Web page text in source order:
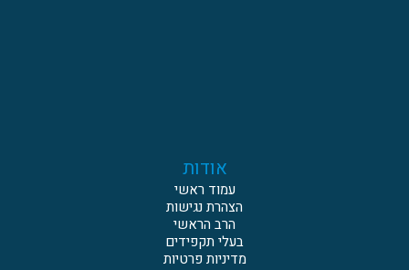
אודות
עמוד ראשי
הצהרת נגישות
הרב הראשי
בעלי תקפידים
מדיניות פרטיות